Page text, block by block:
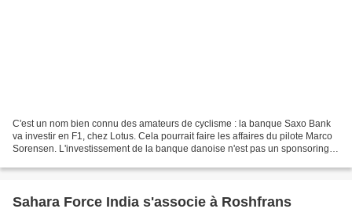
C'est un nom bien connu des amateurs de cyclisme : la banque Saxo Bank
va investir en F1, chez Lotus. Cela pourrait faire les affaires du pilote Marco
Sorensen. L'investissement de la banque danoise n'est pas un sponsoring
Sahara Force India s'associe à Roshfrans